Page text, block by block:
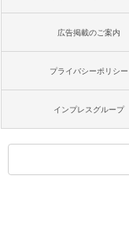
広告掲載のご案内
プライバシーポリシー
インプレスグループ